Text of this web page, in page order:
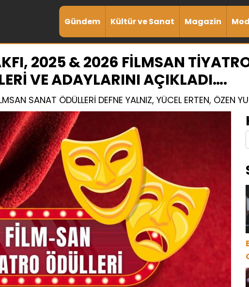
Gündem Kültür ve Sanat Magazin
2025 & 2026 FİLMSAN
VE ADAYLARINI AÇIKLADI….
SANAT ÖDÜLLERİ DEFNE YALNIZ, YÜCEL ERTEN, ÖZEN